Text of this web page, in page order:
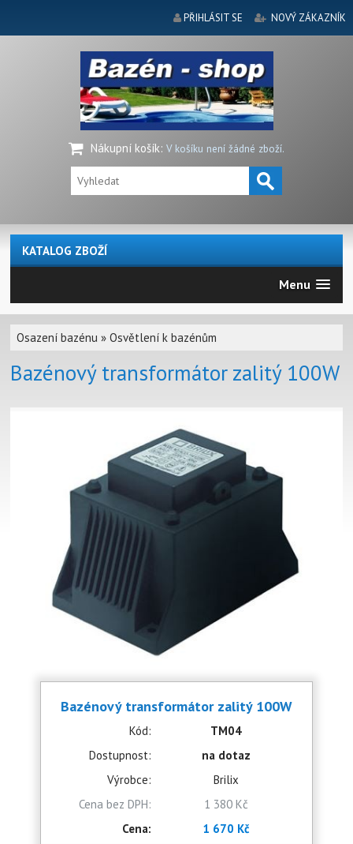
PŘIHLÁSIT SE NOVÝ ZÁKAZNÍK
Nákupní košík: V košíku není žádné zboží.
KATALOG ZBOŽÍ
Menu
Osazení bazénu »Osvětlení k bazénům
Bazénový transformátor zalitý 100W
Bazénový transformátor zalitý 100W
Kód:
TM04
Dostupnost:
na dotaz
Výrobce:
Brilix
Cena bez DPH:
1 380 Kč
Cena:
1 670 Kč